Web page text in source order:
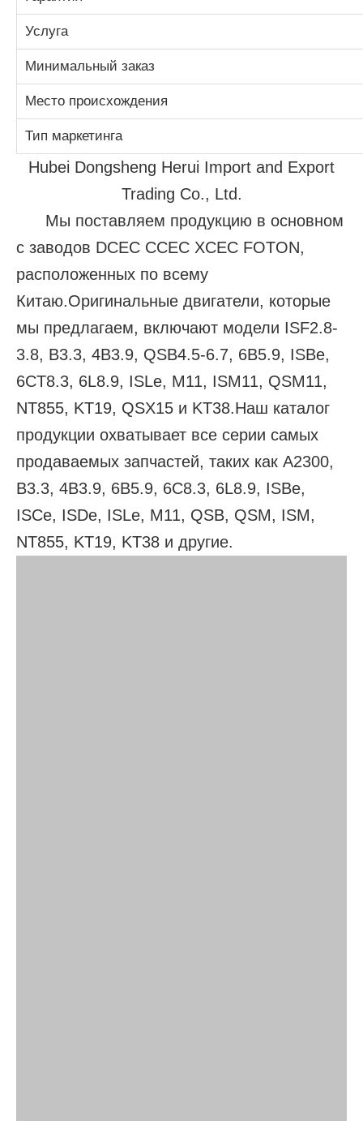
Услуга
Минимальный заказ
Место происхождения
Тип маркетинга
Hubei Dongsheng Herui Import and Export
Trading Co., Ltd.
Мы поставляем продукцию в основном
с заводов DCEC CCEC XCEC FOTON,
расположенных по всему
Китаю.Оригинальные двигатели, которые
мы предлагаем, включают модели ISF2.8-
3.8, B3.3, 4B3.9, QSB4.5-6.7, 6B5.9, ISBe,
6CT8.3, 6L8.9, ISLe, M11, ISM11, QSM11,
NT855, KT19, QSX15 и KT38.Наш каталог
продукции охватывает все серии самых
продаваемых запчастей, таких как A2300,
B3.3, 4B3.9, 6B5.9, 6C8.3, 6L8.9, ISBe,
ISCe, ISDe, ISLe, M11, QSB, QSM, ISM,
NT855, KT19, KT38 и другие.